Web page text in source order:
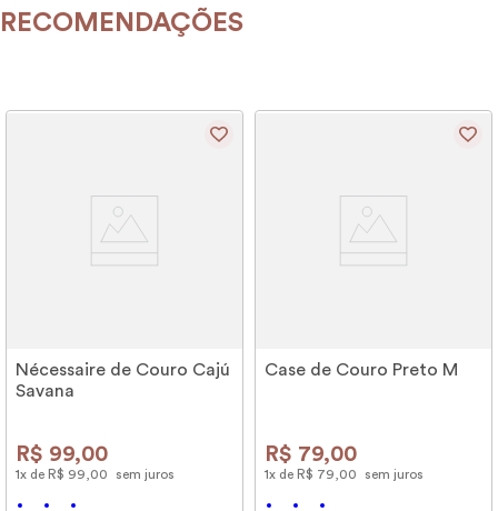
RECOMENDAÇÕES
Nécessaire de Couro Cajú
Savana
R$ 99,00
1x de R$ 99 00 sem juros
Case de Couro Preto M
R$ 79,00
1x de R$ 79 00 sem juros